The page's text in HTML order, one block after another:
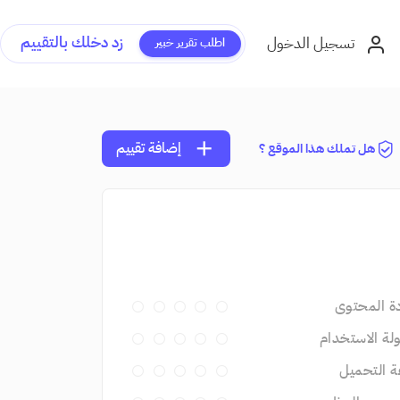
تسجيل الدخول اطلب تقرير خبير زد دخلك بالتقييم
هل تملك هذا الموقع ؟ add إضافة تقييم
المحتوى
الاستخدام
التحميل